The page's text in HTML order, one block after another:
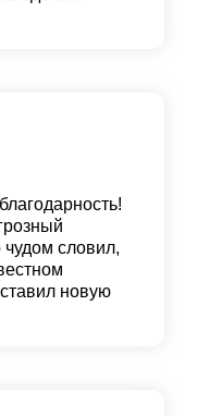
чудом словил,
новую